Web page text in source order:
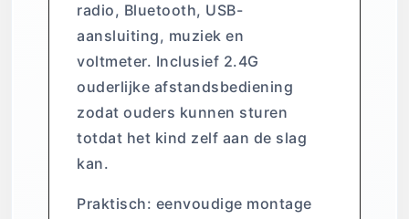
radio, Bluetooth, USB-
aansluiting, muziek en
voltmeter. Inclusief 2.4G
ouderlijke afstandsbediening
zodat ouders kunnen sturen
totdat het kind zelf aan de slag
kan.
Praktisch: eenvoudige montage